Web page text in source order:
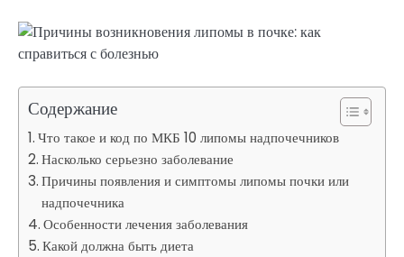
Содержание
Что такое и код по МКБ 10 липомы надпочечников
Насколько серьезно заболевание
Причины появления и симптомы липомы почки или
надпочечника
Особенности лечения заболевания
Какой должна быть диета